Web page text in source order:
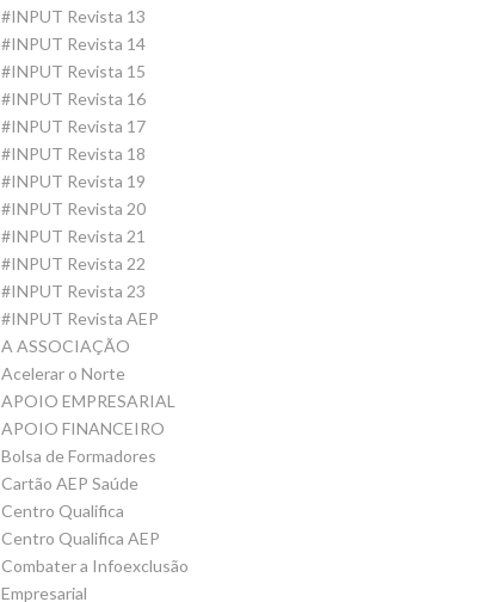
#INPUT Revista 13
#INPUT Revista 14
#INPUT Revista 15
#INPUT Revista 16
#INPUT Revista 17
#INPUT Revista 18
#INPUT Revista 19
#INPUT Revista 20
#INPUT Revista 21
#INPUT Revista 22
#INPUT Revista 23
#INPUT Revista AEP
A ASSOCIAÇÃO
Acelerar o Norte
APOIO EMPRESARIAL
APOIO FINANCEIRO
Bolsa de Formadores
Cartão AEP Saúde
Centro Qualifica
Centro Qualifica AEP
Combater a Infoexclusão
Empresarial